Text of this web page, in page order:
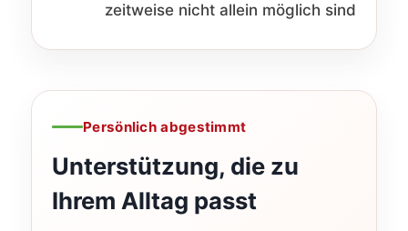
zeitweise nicht allein möglich sind
Persönlich abgestimmt
Unterstützung, die zu
Ihrem Alltag passt